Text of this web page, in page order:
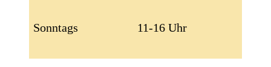
Sonntags 11-16 Uhr